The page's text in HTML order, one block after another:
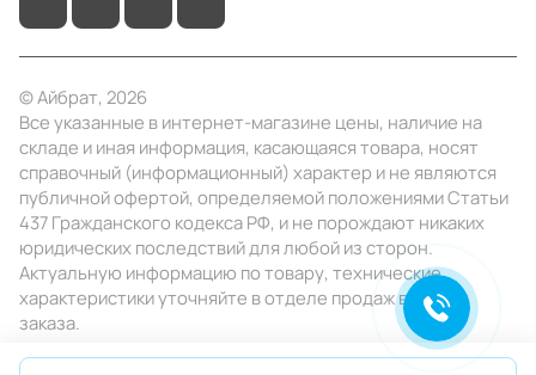
© Айбрат, 2026
Все указанные в интернет-магазине цены, наличие на
складе и иная информация, касающаяся товара, носят
справочный (информационный) характер и не являются
публичной офертой, определяемой положениями Статьи
437 Гражданского кодекса РФ, и не порождают никаких
юридических последствий для любой из сторон.
Актуальную информацию по товару, технические
характеристики уточняйте в отделе продаж в день
заказа.
Конфиденциальность